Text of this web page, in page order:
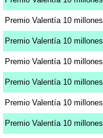
Premio Valentía 10 millones
Premio Valentía 10 millones
Premio Valentía 10 millones
Premio Valentía 10 millones
Premio Valentía 10 millones
Premio Valentía 10 millones